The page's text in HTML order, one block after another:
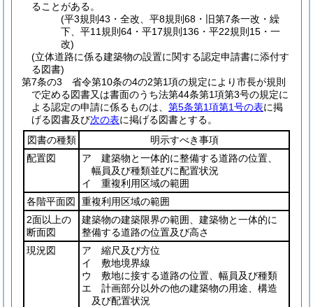
ることがある。
(平3規則43・全改、平8規則68・旧第7条一改・繰
下、平11規則64・平17規則136・平22規則15・一
改)
(立体道路に係る建築物の設置に関する認定申請書に添付す
る図書)
第7条の3
省令第10条の4の2第1項の規定により市長が規則
で定める図書又は書面のうち法第44条第1項第3号の規定に
よる認定の申請に係るものは、 第5条第1項第1号の表に掲
げる図書及び次の表に掲げる図書とする。
図書の種類
明示すべき事項
配置図
ア 建築物と一体的に整備する道路の位置、
幅員及び種類並びに配置状況
イ 重複利用区域の範囲
各階平面図
重複利用区域の範囲
2面以上の
断面図
建築物の建築限界の範囲、建築物と一体的に
整備する道路の位置及び高さ
現況図
ア 縮尺及び方位
イ 敷地境界線
ウ 敷地に接する道路の位置、幅員及び種類
エ 計画部分以外の他の建築物の用途、構造
及び配置状況